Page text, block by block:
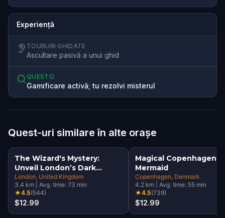
Experiență
TOURURI GHIDATE
Ascultare pasivă a unui ghid
QUESTO
Gamificare activă; tu rezolvi misterul
Quest-uri similare în alte orașe
The Wizard's Mystery:
Unveil London’s Dark
Secrets Escape Game
London , United Kingdom
3.4 km Avg. time: 73 min
★4.5(544)
$12.99
Magical Copenhagen:
Mermaid
Copenhagen , Denmark
4.2 km Avg. time: 55 min
★4.5(739)
$12.99